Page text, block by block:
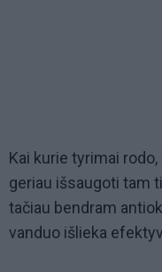
Kai kurie tyrimai
geriau išsaugoti tam
tačiau bendram
vanduo išlieka